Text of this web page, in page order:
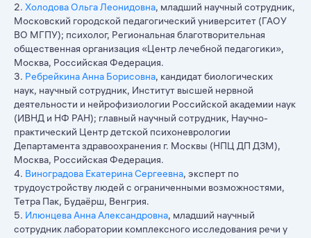
2. Холодова Ольга Леонидовна, младший научный сотрудник,
Московский городской педагогический университет (ГАОУ
ВО МГПУ); психолог, Региональная благотворительная
общественная организация «Центр лечебной педагогики»,
Москва, Российская Федерация.
3. Ребрейкина Анна Борисовна, кандидат биологических
наук, научный сотрудник, Институт высшей нервной
деятельности и нейрофизиологии Российской академии наук
(ИВНД и НФ РАН); главный научный сотрудник, Научно-
практический Центр детской психоневрологии
Департамента здравоохранения г. Москвы (НПЦ ДП ДЗМ),
Москва, Российская Федерация.
4. Виноградова Екатерина Сергеевна, эксперт по
трудоустройству людей с ограниченными возможностями,
Тетра Пак, Будаёрш, Венгрия.
5. Илюнцева Анна Александровна, младший научный
сотрудник лаборатории комплексного исследования речи у